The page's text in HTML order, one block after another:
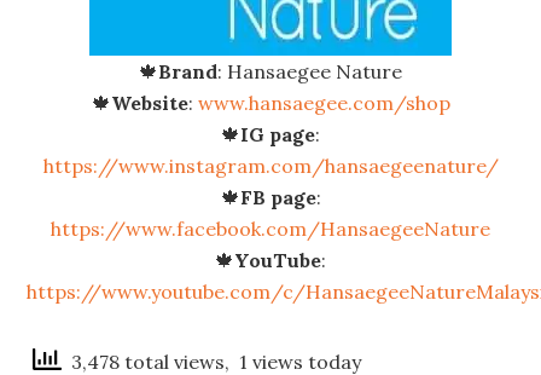
🍁Brand: Hansaegee Nature
🍁Website: www.hansaegee.com/shop
🍁IG page:
https://www.instagram.com/hansaegeenature/
🍁FB page:
https://www.facebook.com/HansaegeeNature
🍁YouTube:
https://www.youtube.com/c/
3,478 total views, 1 views today